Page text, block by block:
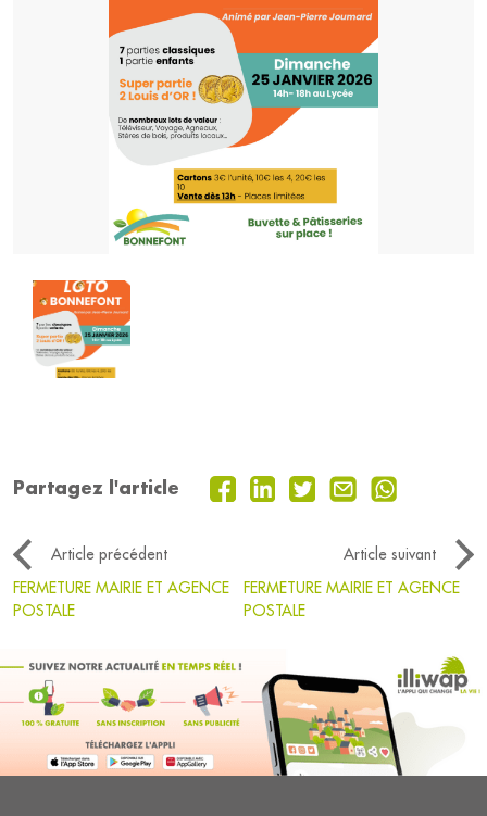
Partagez l'article
Article précédent
Article suivant
FERMETURE MAIRIE ET AGENCE
POSTALE
FERMETURE MAIRIE ET AGENCE
POSTALE